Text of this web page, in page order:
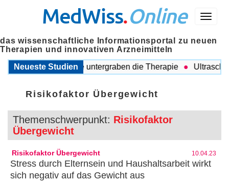
Menü
MedWiss.Online
das wissenschaftliche Informationsportal zu neuen
Therapien und innovativen Arzneimitteln
Neueste Studien
Probleme untergraben die Therapie Ultraschall
Risikofaktor Übergewicht
Themenschwerpunkt: Risikofaktor
Übergewicht
Risikofaktor Übergewicht 10.04.23
Stress durch Elternsein und Haushaltsarbeit wirkt
sich negativ auf das Gewicht aus